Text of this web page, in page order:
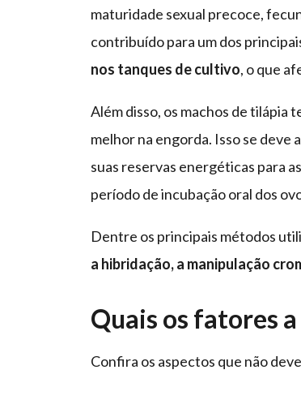
maturidade sexual precoce,
contribuído para um dos
nos tanques de cultivo, o que
Além disso, os machos de tilápia
melhor na engorda. Isso se deve
suas reservas energéticas para
período de incubação oral dos
Dentre os principais métodos
a hibridação, a manipulação
Quais os fatores
Confira os aspectos que não